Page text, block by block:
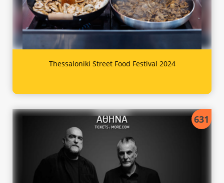
Thessaloniki Street Food Festival 2024
631